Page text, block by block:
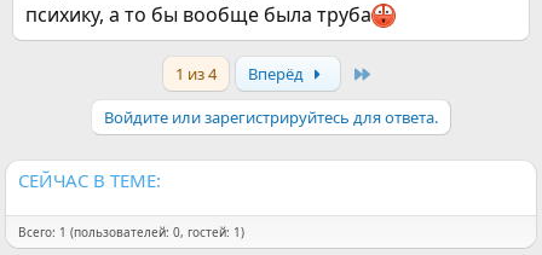
психику, а то бы вообще была труба
1 из 4 Вперёд
Войдите или зарегистрируйтесь для ответа.
СЕЙЧАС В ТЕМЕ:
Всего: 1 (пользователей: 0, гостей: 1)